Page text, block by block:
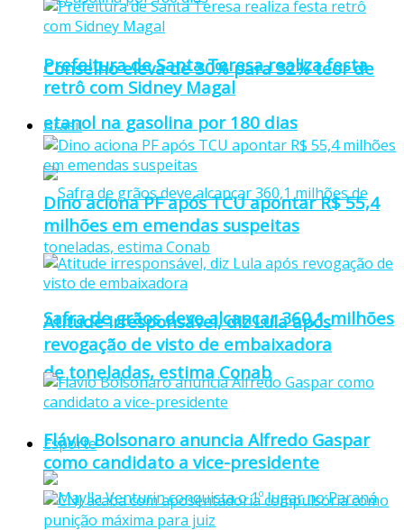
Conselho eleva de 30% para 32% teor de
etanol na gasolina por 180 dias
Safra de grãos deve alcançar 360,1 milhões
de toneladas, estima Conab
Esporte
Prefeitura de Santa Teresa realiza festa
retrô com Sidney Magal
Brasil
Dino aciona PF após TCU apontar R$ 55,4
milhões em emendas suspeitas
Atitude irresponsável, diz Lula após
revogação de visto de embaixadora
Flávio Bolsonaro anuncia Alfredo Gaspar
como candidato a vice-presidente